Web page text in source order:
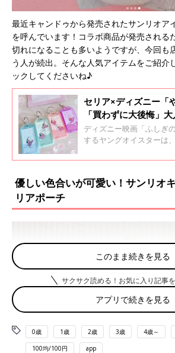
最近キャンドゥから発売されたサンリオア
を呼んでいます！コラボ商品が発売される
切れになることも多いようですが、今回も
う人が続出。そんな人気アイテムをご紹介
ックしてくださいね♪
セリア×ディズニー「
「買わずに大後悔」
スターグッズ4選
ディズニー映画「ふしぎ
するヤングオイスターは
でゲットできるヤングオ
かりなので、ぜひチェッ
優しい色合いが可愛い！サンリオ
リアポーチ
このまま続きを見る
サクサク読める！お気に入り記事
アプリで続きを見る
0歳 1歳 2歳 3歳 4歳～
100均/100円 app